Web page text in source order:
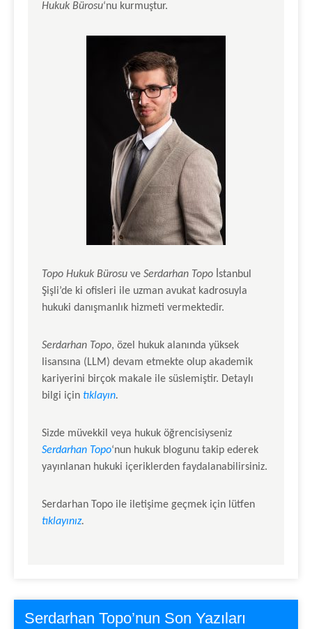
Hukuk Bürosu‘nu kurmuştur.
Topo Hukuk Bürosu ve Serdarhan Topo İstanbul
Şişli’de ki ofisleri ile uzman avukat kadrosuyla
hukuki danışmanlık hizmeti vermektedir.
Serdarhan Topo, özel hukuk alanında yüksek
lisansına (LLM) devam etmekte olup akademik
kariyerini birçok makale ile süslemiştir. Detaylı
bilgi için tıklayın.
Sizde müvekkil veya hukuk öğrencisiyseniz
Serdarhan Topo‘nun hukuk blogunu takip ederek
yayınlanan hukuki içeriklerden faydalanabilirsiniz.
Serdarhan Topo ile iletişime geçmek için lütfen
tıklayınız.
Serdarhan Topo’nun Son Yazıları